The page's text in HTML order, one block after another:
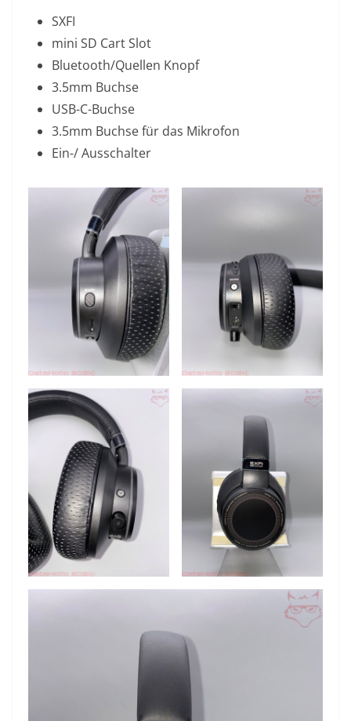
SXFI
mini SD Cart Slot
Bluetooth/Quellen Knopf
3.5mm Buchse
USB-C-Buchse
3.5mm Buchse für das Mikrofon
Ein-/ Ausschalter